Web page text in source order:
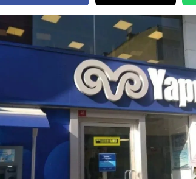
Bilecik
Bingöl
Bitlis
Bolu
Burdur